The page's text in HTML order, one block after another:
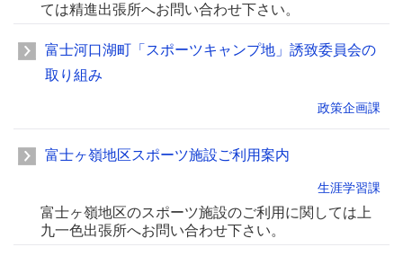
ては精進出張所へお問い合わせ下さい。
富士河口湖町「スポーツキャンプ地」誘致委員会の
取り組み
政策企画課
富士ヶ嶺地区スポーツ施設ご利用案内
生涯学習課
富士ヶ嶺地区のスポーツ施設のご利用に関しては上
九一色出張所へお問い合わせ下さい。